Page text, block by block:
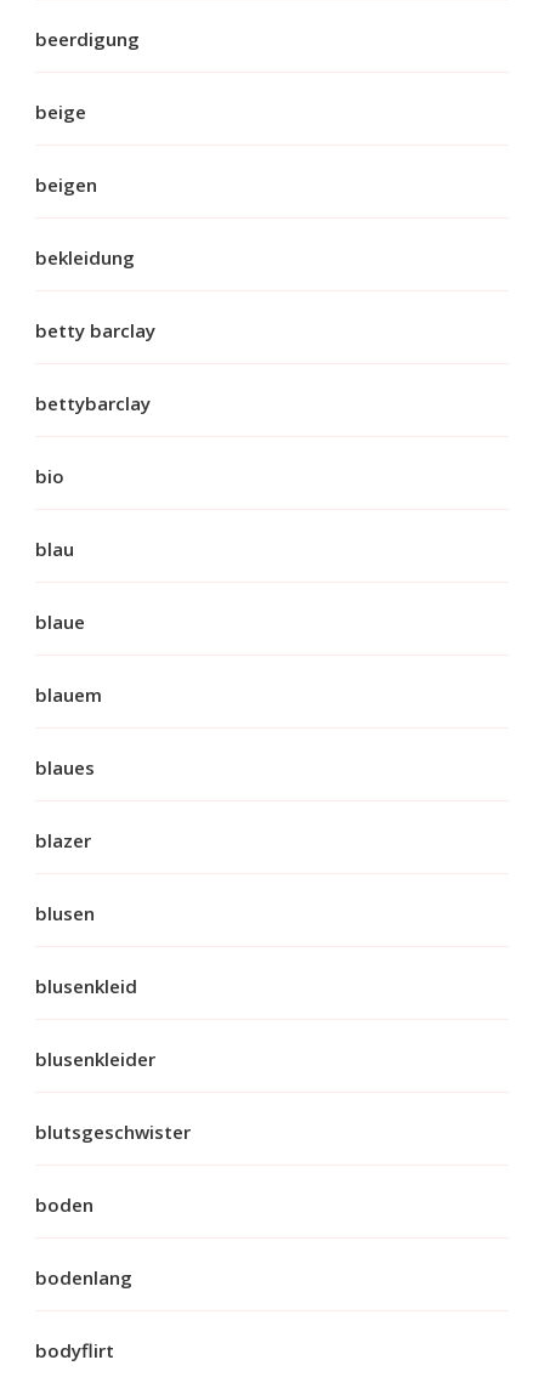
beerdigung
beige
beigen
bekleidung
betty barclay
bettybarclay
bio
blau
blaue
blauem
blaues
blazer
blusen
blusenkleid
blusenkleider
blutsgeschwister
boden
bodenlang
bodyflirt